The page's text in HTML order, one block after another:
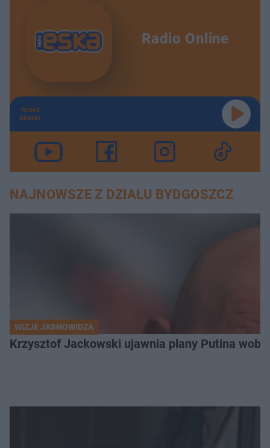
Radio Online
TERAZ
GRAMY
NAJNOWSZE Z DZIAŁU BYDGOSZCZ
WIZJE JASNOWIDZA
Krzysztof Jackowski ujawnia plany Putina